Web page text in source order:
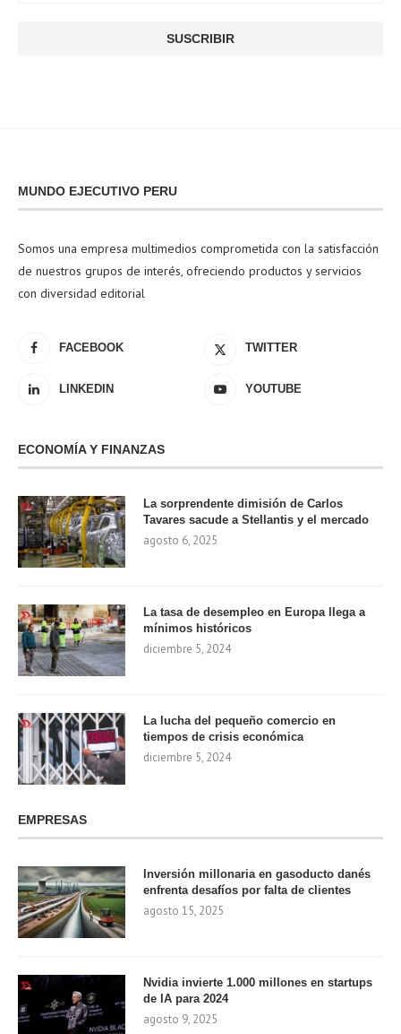
MUNDO EJECUTIVO PERU
Somos una empresa multimedios comprometida con la satisfacción
de nuestros grupos de interés, ofreciendo productos y servicios
con diversidad editorial
FACEBOOK TWITTER
LINKEDIN YOUTUBE
ECONOMÍA Y FINANZAS
La sorprendente dimisión de Carlos
Tavares sacude a Stellantis y el mercado
agosto 6, 2025
La tasa de desempleo en Europa llega a
mínimos históricos
diciembre 5, 2024
La lucha del pequeño comercio en
tiempos de crisis económica
diciembre 5, 2024
EMPRESAS
Inversión millonaria en gasoducto danés
enfrenta desafíos por falta de clientes
agosto 15, 2025
Nvidia invierte 1.000 millones en startups
de IA para 2024
agosto 9, 2025